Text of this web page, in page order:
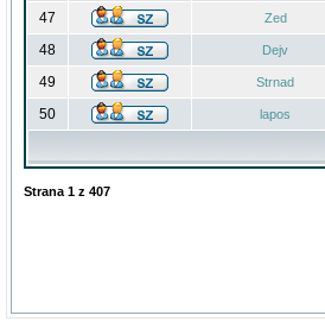
47 Zed
48 Dejv
49 Strnad
50 lapos
Strana 1 z 407